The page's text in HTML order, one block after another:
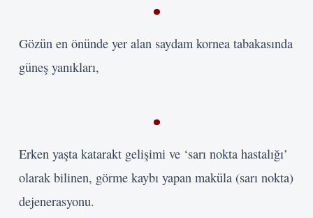
Gözün en önünde yer alan saydam kornea tabakasında
güneş yanıkları,
Erken yaşta katarakt gelişimi ve ‘sarı nokta hastalığı’
olarak bilinen, görme kaybı yapan maküla (sarı nokta)
dejenerasyonu.